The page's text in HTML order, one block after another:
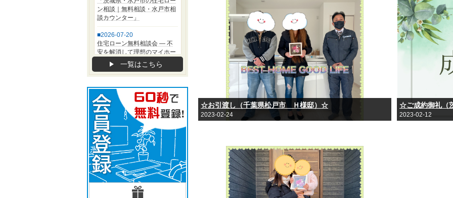
☆お引渡し（千葉県松戸市 Ｈ様邸）☆
2023-02-24
☆ご成約御礼（
2023-02-12
一覧はこちら